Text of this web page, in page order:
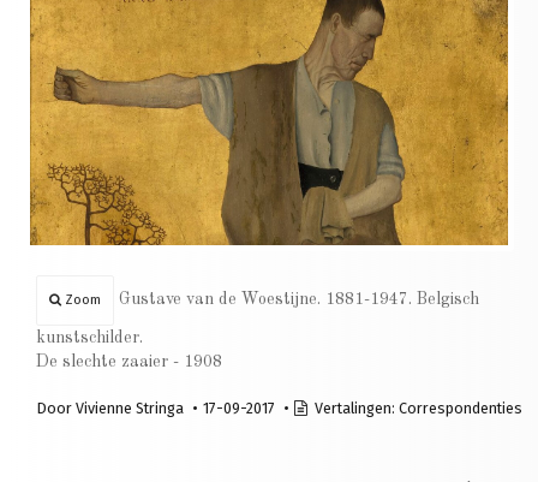
Zoom Gustave van de Woestijne. 1881-1947. Belgisch
kunstschilder.
De slechte zaaier - 1908
Door Vivienne Stringa 17-09-2017 Vertalingen: Correspondenties